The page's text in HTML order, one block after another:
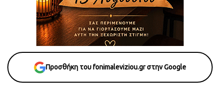
Προσθήκη του fonimaleviziou.gr στην Google